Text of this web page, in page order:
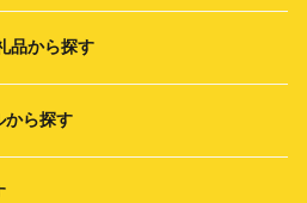
品から探す
から探す